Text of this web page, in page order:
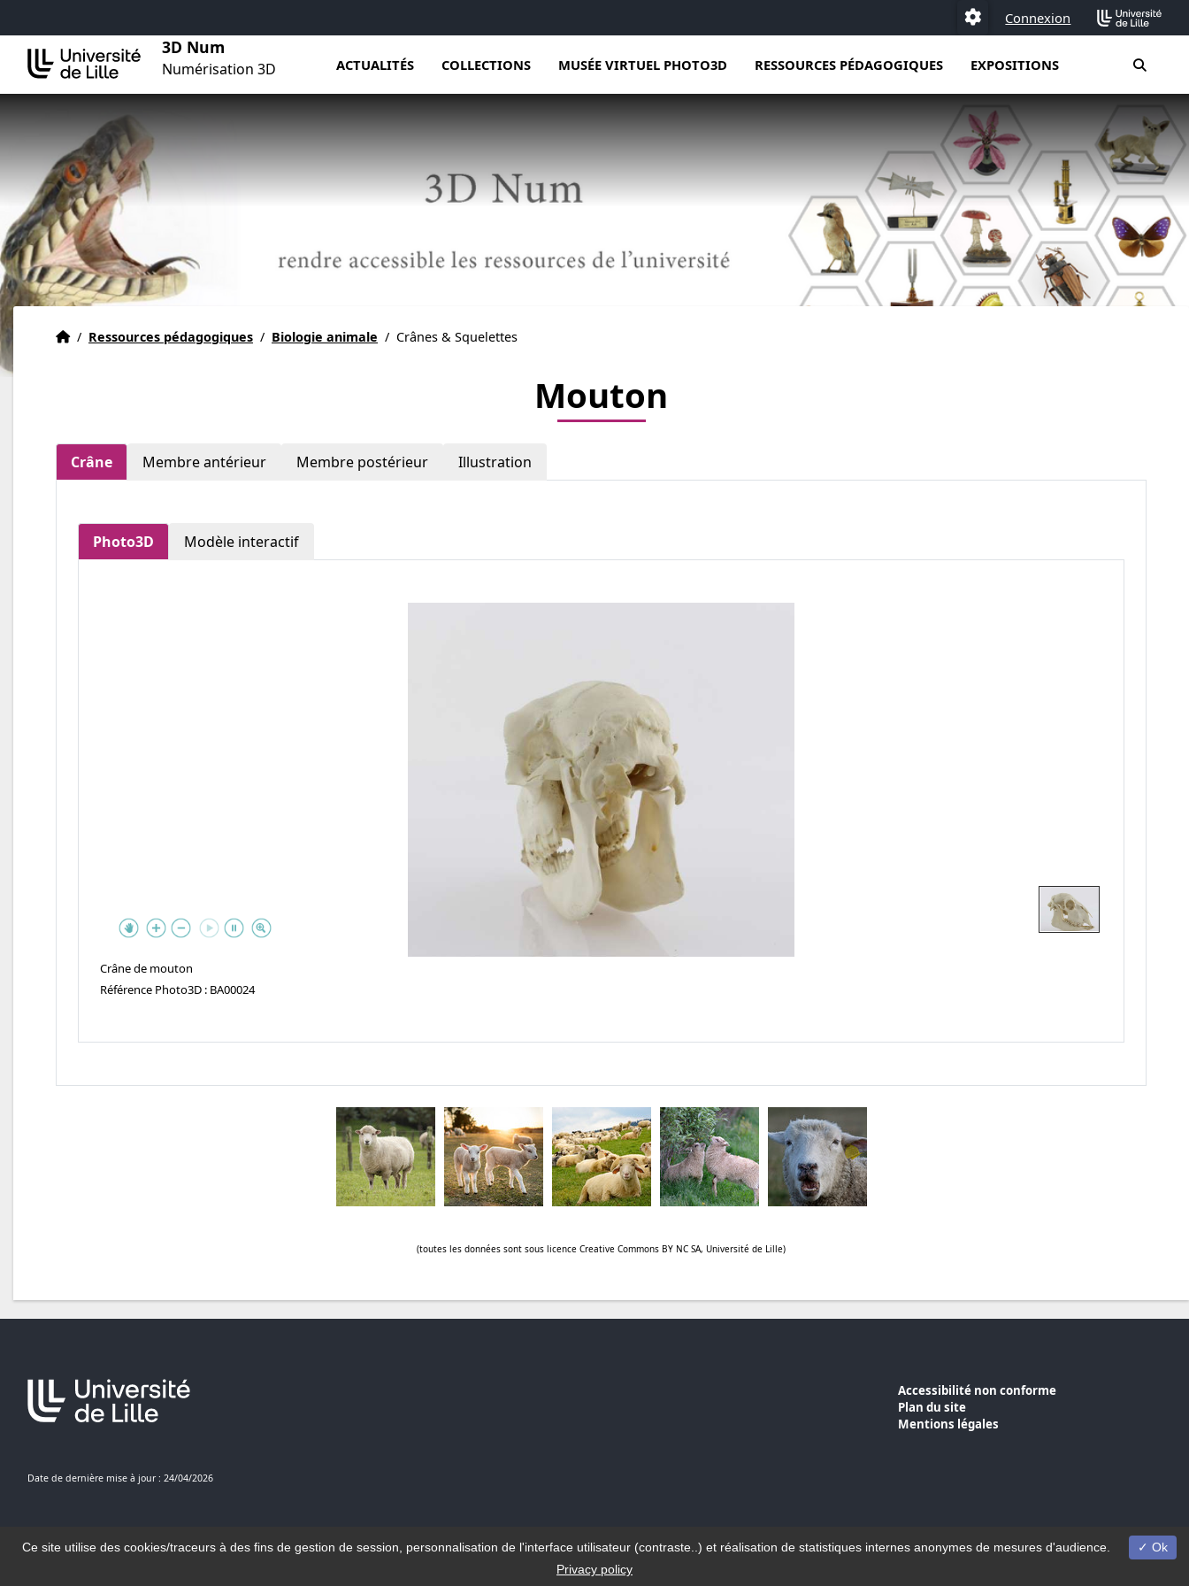
Paramétrage
Connexion
3D Num
Numérisation 3D ACTUALITÉS COLLECTIONS MUSÉE VIRTUEL PHOTO3D RESSOURCES PÉDAGOGIQUES EXPOSITIONS
Actualités
Accueil
/ Ressources pédagogiques / Biologie animale / Crânes & Squelettes
Mouton
Crâne Membre antérieur Membre postérieur Illustration
Photo3D Modèle interactif
Crâne de mouton
Référence Photo3D : BA00024
(toutes les données sont sous licence Creative Commons BY NC SA, Université de Lille)
Date de dernière mise à jour : 24/04/2026
Accessibilité non conforme
Plan du site
Mentions légales
© Université de Lille - 2023
Ce site utilise des cookies/traceurs à des fins de gestion de session, personnalisation de l'interface utilisateur (contraste..) et réalisation de statistiques internes anonymes de mesures d'audience.
Ok
Privacy policy